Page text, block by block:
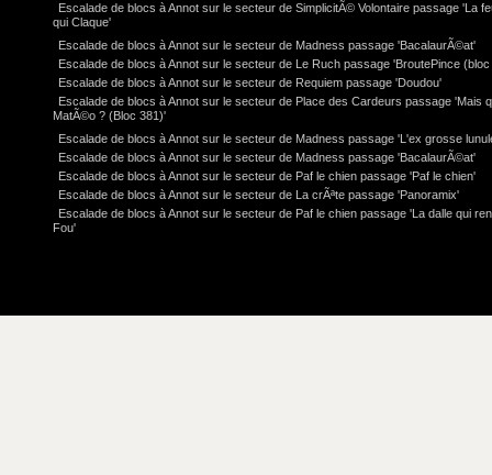
Escalade de blocs à Annot sur le secteur de SimplicitÃ© Volontaire passage 'La
qui Claque'
Escalade de blocs à Annot sur le secteur de Madness passage 'BacalaurÃ©at'
Escalade de blocs à Annot sur le secteur de Le Ruch passage 'BroutePince (bloc
Escalade de blocs à Annot sur le secteur de Requiem passage 'Doudou'
Escalade de blocs à Annot sur le secteur de Place des Cardeurs passage 'Mais
MatÃ©o ? (Bloc 381)'
Escalade de blocs à Annot sur le secteur de Madness passage 'L'ex grosse
Escalade de blocs à Annot sur le secteur de Madness passage 'BacalaurÃ©at'
Escalade de blocs à Annot sur le secteur de Paf le chien passage 'Paf le chien'
Escalade de blocs à Annot sur le secteur de La crÃªte passage 'Panoramix'
Escalade de blocs à Annot sur le secteur de Paf le chien passage 'La dalle qui
Fou'